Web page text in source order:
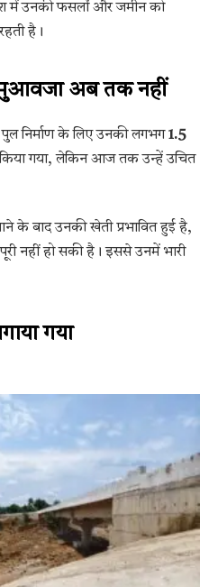
में उनकी फसलों और जमीन को
है।
अब तक नहीं
पुल निर्माण के लिए उनकी लगभग1.5
गया, लेकिन आज तक उन्हें उचित
के बाद उनकी खेती प्रभावित हुई है,
नहीं हो सकी है। इससे उनमें भारी
गया